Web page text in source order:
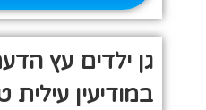
גן ילדים עץ
במודיעין עילית